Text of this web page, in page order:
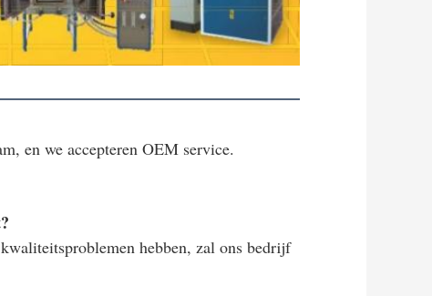
en we accepteren OEM service.
hebben, zal ons bedrijf